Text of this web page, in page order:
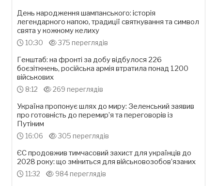
День народження шампанського: історія
легендарного напою, традиції святкування та символ
свята у кожному келиху
10:30 375 переглядів
Генштаб: на фронті за добу відбулося 226
боєзіткнень, російська армія втратила понад 1200
військових
8:12 269 переглядів
Україна пропонує шлях до миру: Зеленський заявив
про готовність до перемир’я та переговорів із
Путіним
16:06 305 переглядів
ЄС продовжив тимчасовий захист для українців до
2028 року: що зміниться для військовозобов’язаних
11:32 984 переглядів